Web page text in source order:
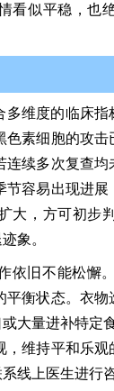
看似平稳，也
维度的临床
素细胞的攻
续多次复查
容易出现进
大，方可初步
象。
依旧不能松懈
衡状态。衣
大量进补特定
维持平和乐
线上医生进行